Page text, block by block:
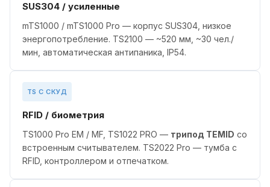
SUS304 / усиленные
mTS1000 / mTS1000 Pro — корпус SUS304, низкое
энергопотребление. TS2100 — ~520 мм, ~30 чел./
мин, автоматическая антипаника, IP54.
TS С СКУД
RFID / биометрия
TS1000 Pro EM / MF, TS1022 PRO — трипод TEMID со
встроенным считывателем. TS2022 Pro — тумба с
RFID, контроллером и отпечатком.